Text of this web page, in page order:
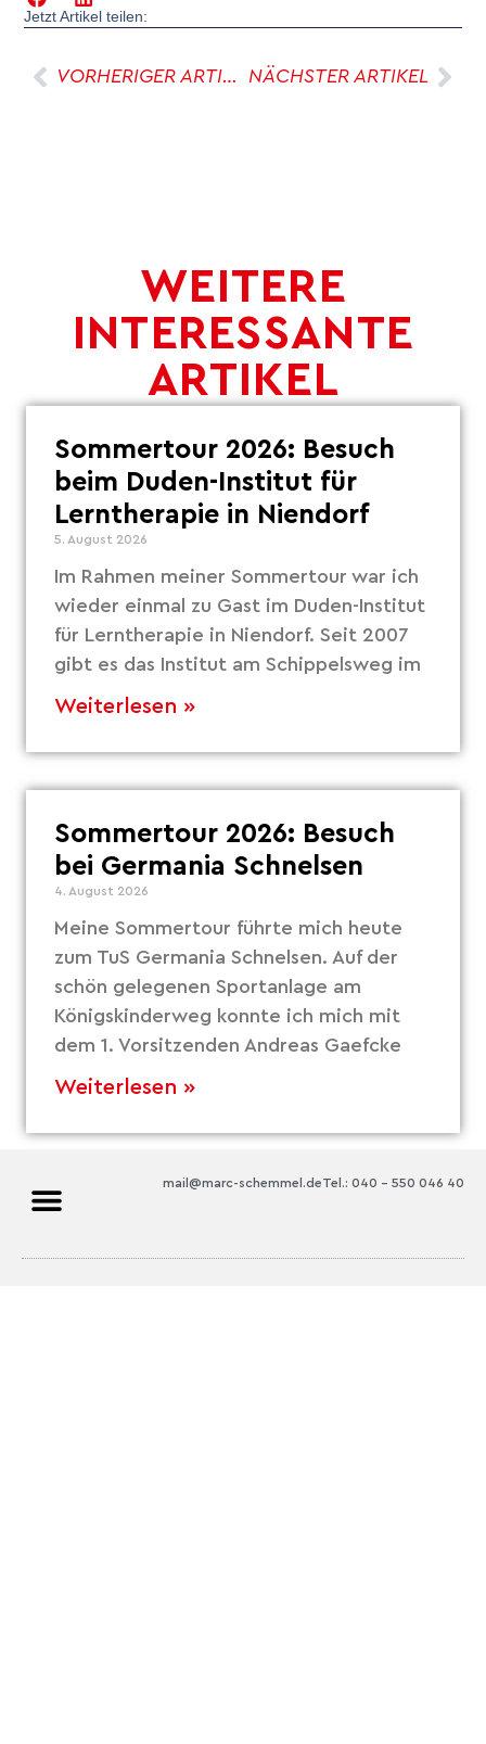
Jetzt Artikel teilen:
VORHERIGER ARTIKEL NÄCHSTER ARTIKEL
WEITERE
INTERESSANTE
ARTIKEL
Sommertour 2026: Besuch
beim Duden-Institut für
Lerntherapie in Niendorf
5. August 2026
Im Rahmen meiner Sommertour war ich
wieder einmal zu Gast im Duden-Institut
für Lerntherapie in Niendorf. Seit 2007
gibt es das Institut am Schippelsweg im
Weiterlesen »
Sommertour 2026: Besuch
bei Germania Schnelsen
4. August 2026
Meine Sommertour führte mich heute
zum TuS Germania Schnelsen. Auf der
schön gelegenen Sportanlage am
Königskinderweg konnte ich mich mit
dem 1. Vorsitzenden Andreas Gaefcke
Weiterlesen »
Tel.: 040 – 550 046 40
mail@marc-schemmel.de